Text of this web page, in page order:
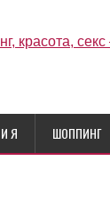
Я ШОППИНГ